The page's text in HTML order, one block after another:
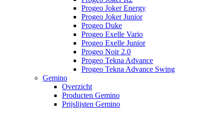
Progeo Joker Energy
Progeo Joker Junior
Progeo Duke
Progeo Exelle Vario
Progeo Exelle Junior
Progeo Noir 2.0
Progeo Tekna Advance
Progeo Tekna Advance Swing
Gemino
Overzicht
Producten Gemino
Prijslijsten Gemino